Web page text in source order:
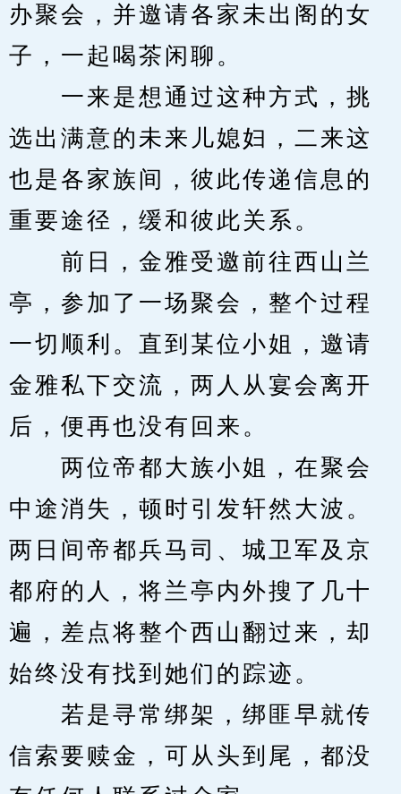
办聚会，并邀请各家未出阁的女
子，一起喝茶闲聊。
一来是想通过这种方式，挑
选出满意的未来儿媳妇，二来这
也是各家族间，彼此传递信息的
重要途径，缓和彼此关系。
前日，金雅受邀前往西山兰
亭，参加了一场聚会，整个过程
一切顺利。直到某位小姐，邀请
金雅私下交流，两人从宴会离开
后，便再也没有回来。
两位帝都大族小姐，在聚会
中途消失，顿时引发轩然大波。
两日间帝都兵马司、城卫军及京
都府的人，将兰亭内外搜了几十
遍，差点将整个西山翻过来，却
始终没有找到她们的踪迹。
若是寻常绑架，绑匪早就传
信索要赎金，可从头到尾，都没